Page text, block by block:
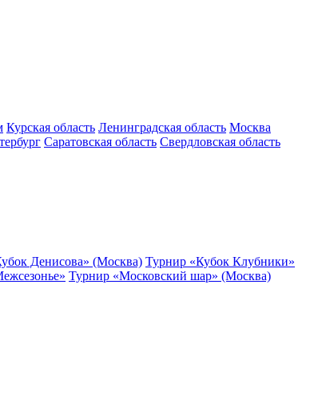
Курская область Ленинградская область Москва
Саратовская область Свердловская область
Денисова» (Москва) Турнир «Кубок Клубники»
Турнир «Московский шар» (Москва)